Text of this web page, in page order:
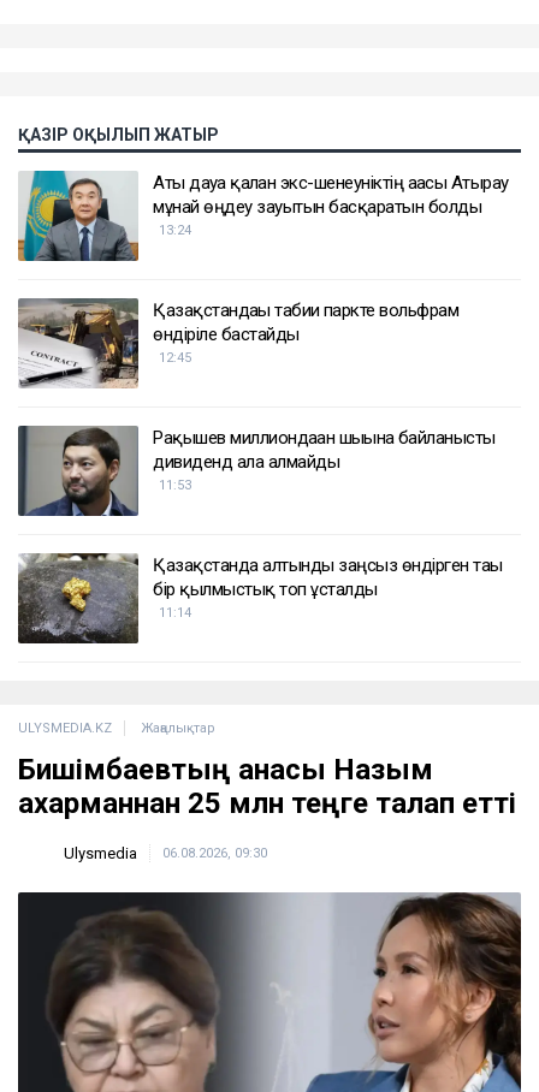
ҚАЗІР ОҚЫЛЫП ЖАТЫР
Аты дауға қалған экс-шенеуніктің ағасы Атырау
мұнай өңдеу зауытын басқаратын болды
13:24
Қазақстандағы табиғи паркте вольфрам
өндіріле бастайды
12:45
Рақышев миллиондаған шығынға байланысты
дивиденд ала алмайды
11:53
Қазақстанда алтынды заңсыз өндірген тағы
бір қылмыстық топ ұсталды
11:14
ULYSMEDIA.KZ Жаңалықтар
Бишімбаевтың анасы Назым
Қахарманнан 25 млн теңге талап етті
Ulysmedia 06.08.2026, 09:30